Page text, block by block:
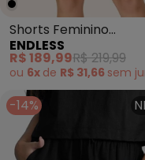
Shorts Feminino
Alfaiataria em Piquet
Preto
ENDLESS
R$ 189,99R$ 219,99
ou 6x de R$ 31,66 sem
-14%